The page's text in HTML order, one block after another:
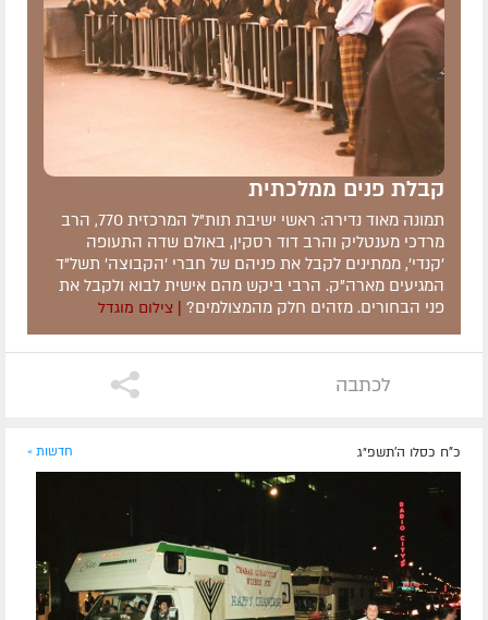
קבלת פנים ממלכתית
תמונה מאוד נדירה: ראשי ישיבת תות"ל המרכזית 770, הרב
מרדכי מענטליק והרב דוד רסקין, באולם שדה התעופה
'קנדי', ממתינים לקבל את פניהם של חברי 'הקבוצה' תשל"ד
המגיעים מארה"ק. הרבי ביקש מהם אישית לבוא ולקבל את
פני הבחורים. מזהים חלק מהמצולמים? | צילום מוגדל
לכתבה
כ"ח כסלו ה׳תשפ״ג חדשות »